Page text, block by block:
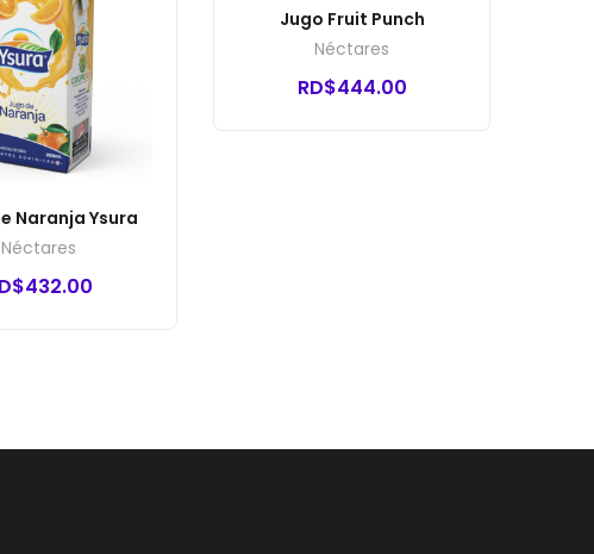
Naranja Ysura
Néctares
432.00
Jugo Fruit Punch
Néctares
RD$444.00